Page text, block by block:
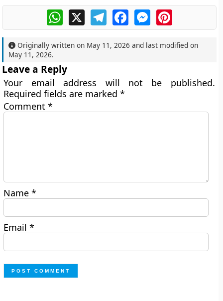
WhatsApp
X TelegramFacebookMessengerPinterest
Originally written on May 11, 2026 and last modified on
May 11, 2026.
Leave a Reply
Your email address will not be published.
Required fields are marked*
Comment*
Name*
Email*